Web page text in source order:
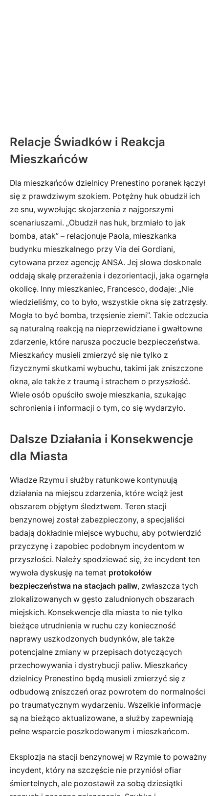
Relacje Świadków i Reakcja
Mieszkańców
Dla mieszkańców dzielnicy Prenestino poranek łączył
się z prawdziwym szokiem. Potężny huk obudził ich
ze snu, wywołując skojarzenia z najgorszymi
scenariuszami. „Obudził nas huk, brzmiało to jak
bomba, atak” – relacjonuje Paola, mieszkanka
budynku mieszkalnego przy Via dei Gordiani,
cytowana przez agencję ANSA. Jej słowa doskonale
oddają skalę przerażenia i dezorientacji, jaka ogarnęła
okolicę. Inny mieszkaniec, Francesco, dodaje: „Nie
wiedzieliśmy, co to było, wszystkie okna się zatrzęsły.
Mogła to być bomba, trzęsienie ziemi”. Takie odczucia
są naturalną reakcją na nieprzewidziane i gwałtowne
zdarzenie, które narusza poczucie bezpieczeństwa.
Mieszkańcy musieli zmierzyć się nie tylko z
fizycznymi skutkami wybuchu, takimi jak zniszczone
okna, ale także z traumą i strachem o przyszłość.
Wiele osób opuściło swoje mieszkania, szukając
schronienia i informacji o tym, co się wydarzyło.
Dalsze Działania i Konsekwencje
dla Miasta
Władze Rzymu i służby ratunkowe kontynuują
działania na miejscu zdarzenia, które wciąż jest
obszarem objętym śledztwem. Teren stacji
benzynowej został zabezpieczony, a specjaliści
badają dokładnie miejsce wybuchu, aby potwierdzić
przyczynę i zapobiec podobnym incydentom w
przyszłości. Należy spodziewać się, że incydent ten
wywoła dyskusję na temat protokołów
bezpieczeństwa na stacjach paliw, zwłaszcza tych
zlokalizowanych w gęsto zaludnionych obszarach
miejskich. Konsekwencje dla miasta to nie tylko
bieżące utrudnienia w ruchu czy konieczność
naprawy uszkodzonych budynków, ale także
potencjalne zmiany w przepisach dotyczących
przechowywania i dystrybucji paliw. Mieszkańcy
dzielnicy Prenestino będą musieli zmierzyć się z
odbudową zniszczeń oraz powrotem do normalności
po traumatycznym wydarzeniu. Wszelkie informacje
są na bieżąco aktualizowane, a służby zapewniają
pełne wsparcie poszkodowanym i mieszkańcom.
Eksplozja na stacji benzynowej w Rzymie to poważny
incydent, który na szczęście nie przyniósł ofiar
śmiertelnych, ale pozostawił za sobą dziesiątki